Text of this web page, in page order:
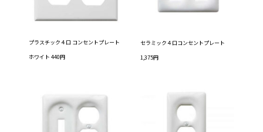
プラスチック４口 コンセントプレート
ホワイト 440円
セラミック４口コンセントプレート
1,375円